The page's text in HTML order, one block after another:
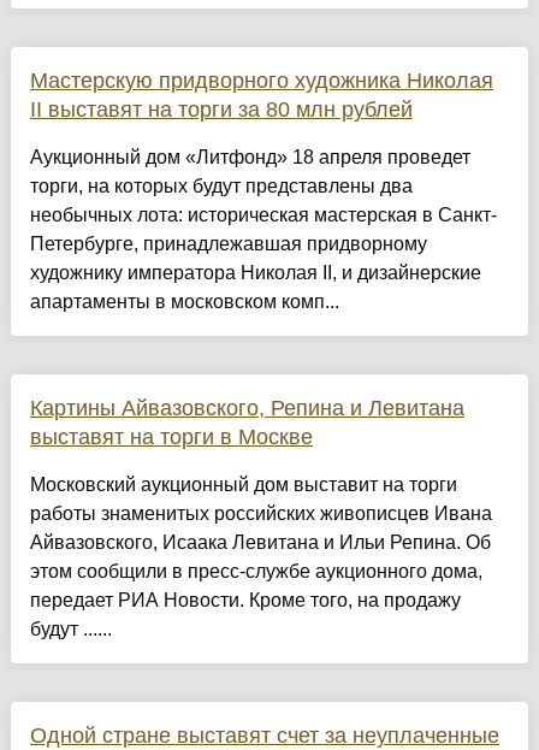
Мастерскую придворного художника Николая
II выставят на торги за 80 млн рублей
Аукционный дом «Литфонд» 18 апреля проведет
торги, на которых будут представлены два
необычных лота: историческая мастерская в Санкт-
Петербурге, принадлежавшая придворному
художнику императора Николая II, и дизайнерские
апартаменты в московском комп...
Картины Айвазовского, Репина и Левитана
выставят на торги в Москве
Московский аукционный дом выставит на торги
работы знаменитых российских живописцев Ивана
Айвазовского, Исаака Левитана и Ильи Репина. Об
этом сообщили в пресс-службе аукционного дома,
передает РИА Новости. Кроме того, на продажу
будут ......
Одной стране выставят счет за неуплаченные